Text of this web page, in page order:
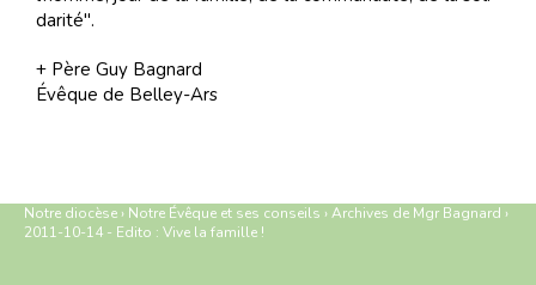
da­ri­té".
+ Père Guy Ba­gnard
Évê­que de Bel­ley-Ars
Notre diocèse › Notre Évêque et ses conseils ›Archives de Mgr Bagnard ›
2011-10-14 - Edito : Vive la fa­mille !